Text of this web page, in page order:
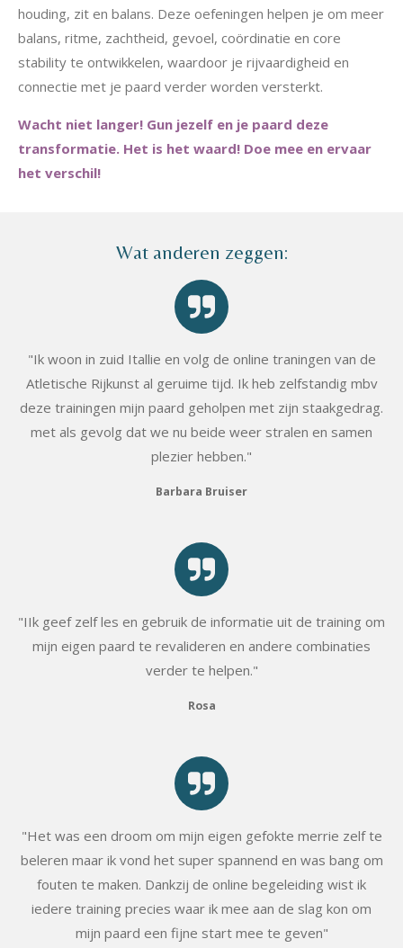
houding, zit en balans. Deze oefeningen helpen je om meer
balans, ritme, zachtheid, gevoel, coördinatie en core
stability te ontwikkelen, waardoor je rijvaardigheid en
connectie met je paard verder worden versterkt.
Wacht niet langer! Gun jezelf en je paard deze
transformatie. Het is het waard! Doe mee en ervaar
het verschil!
Wat anderen zeggen:
"Ik woon in zuid Itallie en volg de online traningen van de
Atletische Rijkunst al geruime tijd. Ik heb zelfstandig mbv
deze trainingen mijn paard geholpen met zijn staakgedrag.
met als gevolg dat we nu beide weer stralen en samen
plezier hebben."
Barbara Bruiser
"IIk geef zelf les en gebruik de informatie uit de training om
mijn eigen paard te revalideren en andere combinaties
verder te helpen."
Rosa
"Het was een droom om mijn eigen gefokte merrie zelf te
beleren maar ik vond het super spannend en was bang om
fouten te maken. Dankzij de online begeleiding wist ik
iedere training precies waar ik mee aan de slag kon om
mijn paard een fijne start mee te geven"